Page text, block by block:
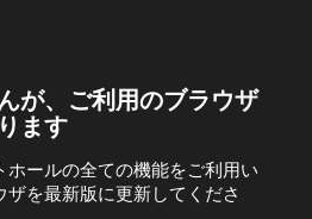
が、ご利用のブラウザ
ます
ホールの全ての機能をご利用い
を最新版に更新してくださ